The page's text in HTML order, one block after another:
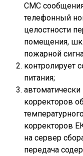
СМС
телефонный
целостности
помещения,
пожарной
контролирует
питания;
корректоров
корректоров
на сервер
передача